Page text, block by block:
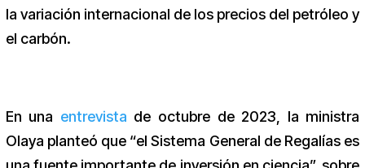
la variación internacional de los precios del petróleo y
el carbón.
En una entrevista de octubre de 2023, la ministra
Olaya planteó que “el Sistema General de Regalías es